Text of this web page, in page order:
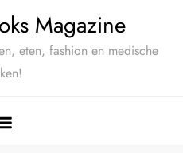
Magazine
eten, fashion en medische